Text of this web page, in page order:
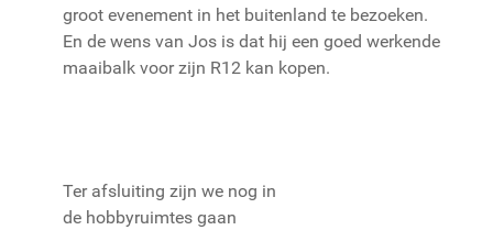
groot evenement in het buitenland te bezoeken.
En de wens van Jos is dat hij een goed werkende
maaibalk voor zijn R12 kan kopen.
Ter afsluiting zijn we nog in
de hobbyruimtes gaan